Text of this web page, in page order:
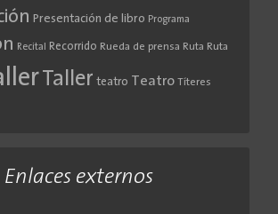
Presentación de libro Programa
Recital Recorrido Rueda de prensa Ruta Ruta
Taller teatro Teatro Títeres
Enlaces externos